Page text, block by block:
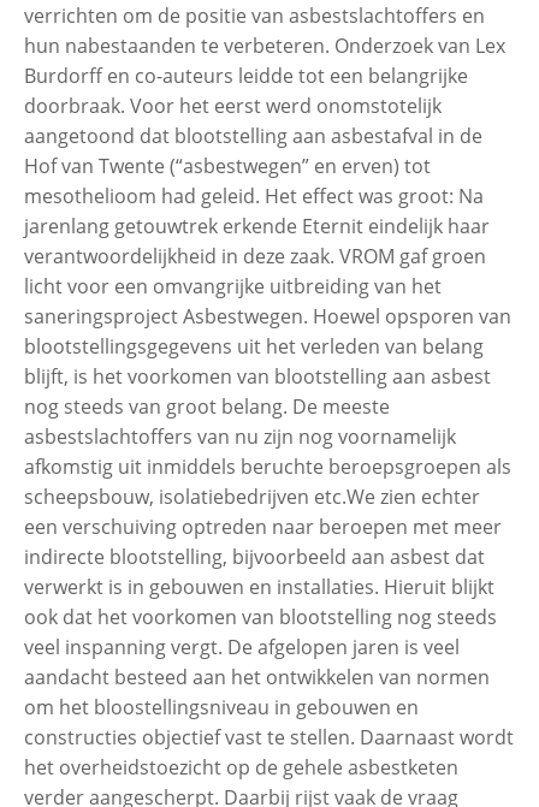
verrichten om de positie van asbestslachtoffers en
hun nabestaanden te verbeteren. Onderzoek van Lex
Burdorff en co-auteurs leidde tot een belangrijke
doorbraak. Voor het eerst werd onomstotelijk
aangetoond dat blootstelling aan asbestafval in de
Hof van Twente (“asbestwegen” en erven) tot
mesothelioom had geleid. Het effect was groot: Na
jarenlang getouwtrek erkende Eternit eindelijk haar
verantwoordelijkheid in deze zaak. VROM gaf groen
licht voor een omvangrijke uitbreiding van het
saneringsproject Asbestwegen. Hoewel opsporen van
blootstellingsgegevens uit het verleden van belang
blijft, is het voorkomen van blootstelling aan asbest
nog steeds van groot belang. De meeste
asbestslachtoffers van nu zijn nog voornamelijk
afkomstig uit inmiddels beruchte beroepsgroepen als
scheepsbouw, isolatiebedrijven etc.We zien echter
een verschuiving optreden naar beroepen met meer
indirecte blootstelling, bijvoorbeeld aan asbest dat
verwerkt is in gebouwen en installaties. Hieruit blijkt
ook dat het voorkomen van blootstelling nog steeds
veel inspanning vergt. De afgelopen jaren is veel
aandacht besteed aan het ontwikkelen van normen
om het bloostellingsniveau in gebouwen en
constructies objectief vast te stellen. Daarnaast wordt
het overheidstoezicht op de gehele asbestketen
verder aangescherpt. Daarbij rijst vaak de vraag